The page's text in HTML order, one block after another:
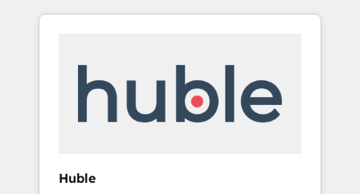
HubSpot portals 2️⃣ Scale Up | 100% HubSpot
API Integration project... ⬅️ Click "Contact
Business" ⬅️ to access 150+ Kickstart
Paypal 💰 Sage or Netsuite 🤖 Google or
Huble